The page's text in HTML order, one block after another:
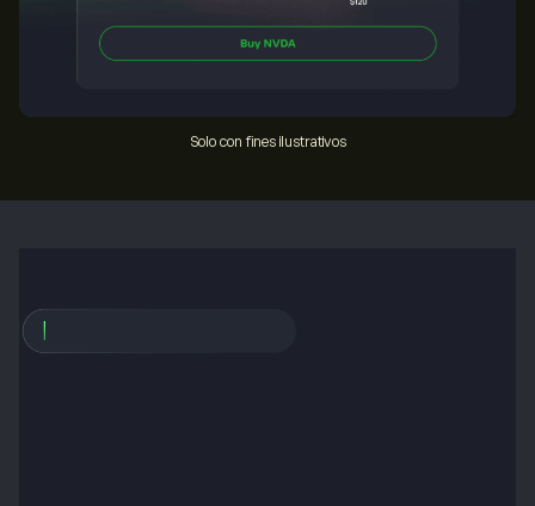
Solo con fines ilustrativos